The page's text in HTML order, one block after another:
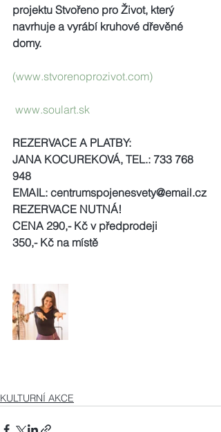
projektu Stvořeno pro Život, který
navrhuje a vyrábí kruhové dřevěné
domy.
(www.stvorenoprozivot.com)
www.soulart.sk
REZERVACE A PLATBY:
JANA KOCUREKOVÁ, TEL.: 733 768
948
EMAIL: centrumspojenesvety@email.cz
REZERVACE NUTNÁ!
CENA 290,- Kč v předprodeji
350,- Kč na místě
KULTURNÍ AKCE